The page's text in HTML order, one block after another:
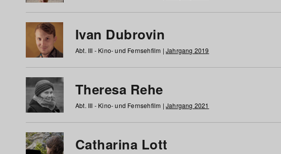
Ivan Dubrovin
Abt. III - Kino- und Fernsehfilm | Jahrgang 2019
Theresa Rehe
Abt. III - Kino- und Fernsehfilm | Jahrgang 2021
Catharina Lott